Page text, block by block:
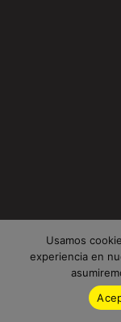
Usamos
experiencia en